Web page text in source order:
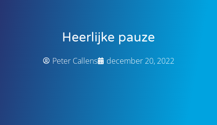
Heerlijke pauze
Peter Callens december 20, 2022